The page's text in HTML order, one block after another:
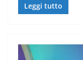
Leggi tutto